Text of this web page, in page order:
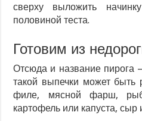
сверху выложить
половиной теста.
Готовим из
Отсюда и название пирога
такой выпечки может быть
филе, мясной фарш,
картофель или капуста, сыр